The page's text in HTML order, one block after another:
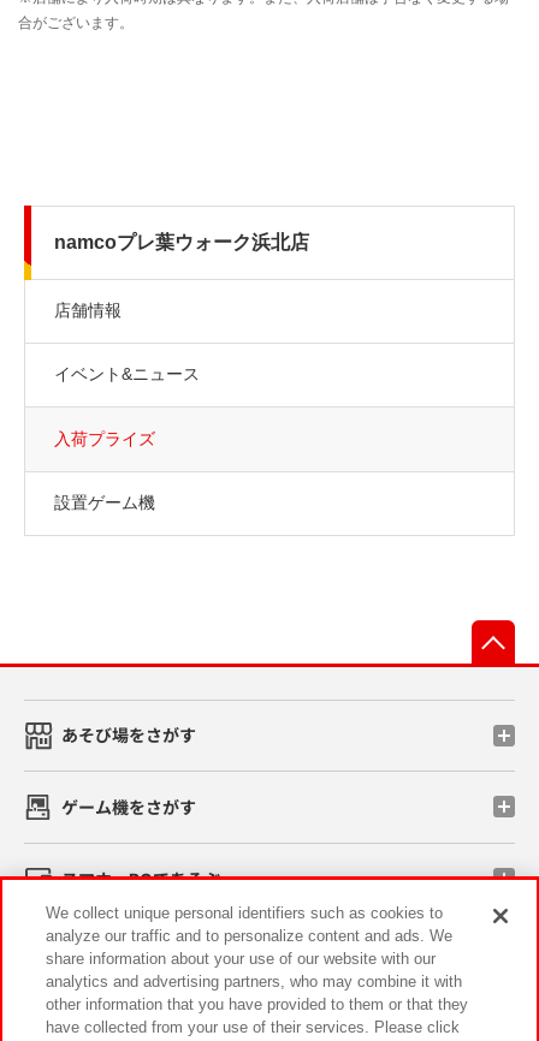
namcoプレ葉ウォーク浜北店
店舗情報
イベント&ニュース
入荷プライズ
設置ゲーム機
あそび場をさがす
ゲーム機をさがす
スマホ・PCであそぶ
イベント・キャンペーン
We collect unique personal identifiers such as cookies to
analyze our traffic and to personalize content and ads. We
share information about your use of our website with our
analytics and advertising partners, who may combine it with
other information that you have provided to them or that they
have collected from your use of their services. Please click